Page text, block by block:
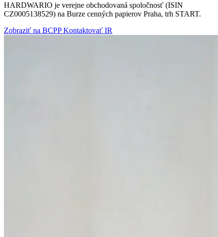
HARDWARIO je verejne obchodovaná spoločnosť (ISIN
CZ0005138529) na Burze cenných papierov Praha, trh START.
Zobraziť na BCPPKontaktovať IR